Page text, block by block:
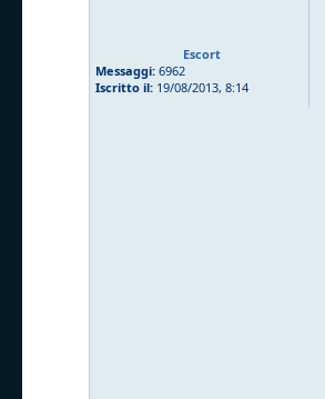
Escort
Messaggi: 6962
Iscritto il: 19/08/2013, 8:14